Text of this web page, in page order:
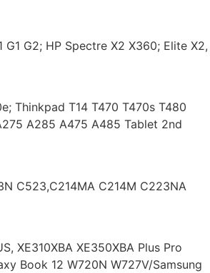
G2; HP Spectre X2 X360; Elite X2,
Thinkpad T14 T470 T470s T480
A285 A475 A485 Tablet 2nd
C523,C214MA C214M C223NA
XE310XBA XE350XBA Plus Pro
Book 12 W720N W727V/Samsung